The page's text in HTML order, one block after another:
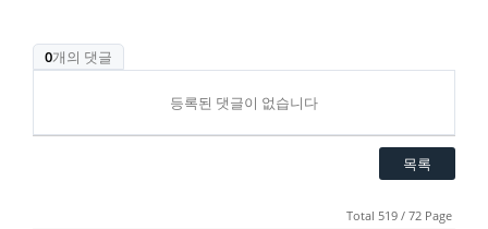
0개의 댓글
등록된 댓글이 없습니다
목록
Total 519 / 72 Page